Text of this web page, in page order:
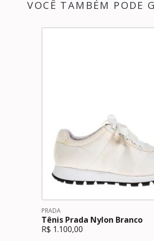
VOCÊ TAMBÉM PODE
PRADA
Tênis Prada Nylon Branco
R$ 1.100,00